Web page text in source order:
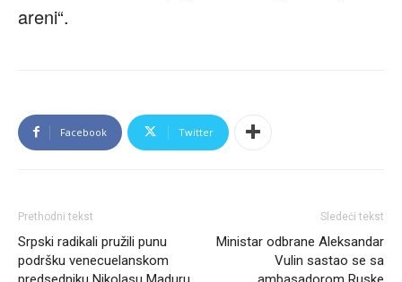
areni“.
Facebook Twitter
Prethodni tekst
Srpski radikali pružili punu
podršku venecuelanskom
Sledeći tekst
Ministar odbrane Aleksandar
Vulin sastao se sa